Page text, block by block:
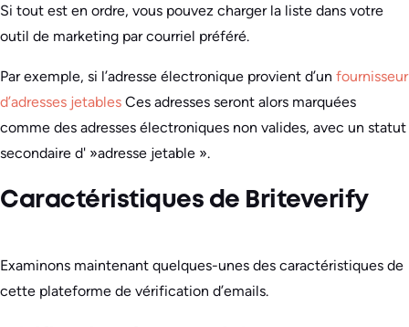
Si tout est en ordre, vous pouvez charger la liste dans votre
outil de marketing par courriel préféré.
Par exemple, si l’adresse électronique provient d’un fournisseur
d’adresses jetables Ces adresses seront alors marquées
comme des adresses électroniques non valides, avec un statut
secondaire d' »adresse jetable ».
Caractéristiques de Briteverify
Examinons maintenant quelques-unes des caractéristiques de
cette plateforme de vérification d’emails.